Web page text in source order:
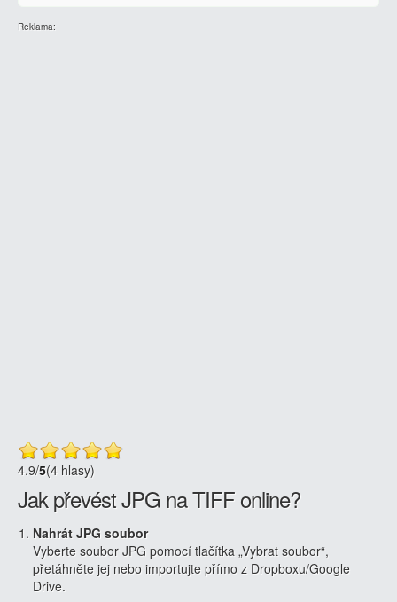
Reklama:
4.9/5(4 hlasy)
Jak převést JPG na TIFF online?
Nahrát JPG soubor
Vyberte soubor JPG pomocí tlačítka „Vybrat soubor“,
přetáhněte jej nebo importujte přímo z Dropboxu/Google
Drive.